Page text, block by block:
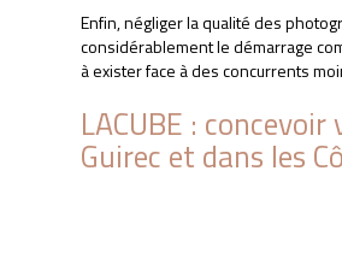
Enfin, négliger la qualité des
considérablement le démarrage
à exister face à des concurrents
LACUBE :
Guirec et dans les